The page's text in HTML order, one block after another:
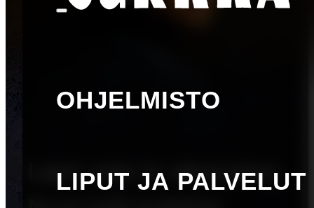
OHJELMISTO
LIPUT JA PALVELUT
Lapin sota on alkamassa.